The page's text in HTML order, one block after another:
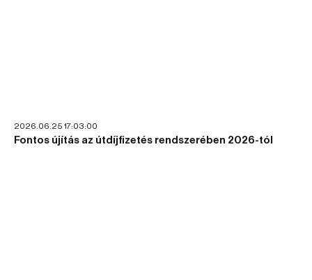
2026.06.25 17:03:00
Fontos újítás az útdíjfizetés rendszerében 2026-tól